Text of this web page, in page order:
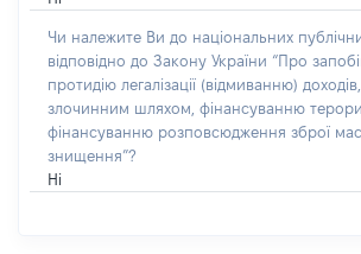
Чи належите Ви до національних
відповідно до Закону України “Про
протидію легалізації (відмиванню)
злочинним шляхом, фінансуванню
фінансуванню розповсюдження зброї
знищення”?
Ні